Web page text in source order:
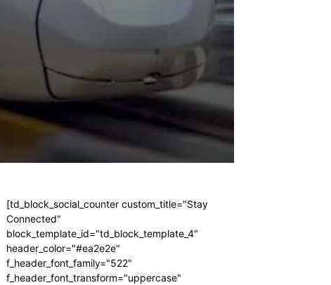
[td_block_social_counter custom_title="Stay
Connected"
block_template_id="td_block_template_4"
header_color="#ea2e2e"
f_header_font_family="522"
f_header_font_transform="uppercase"